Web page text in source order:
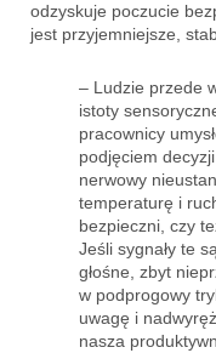
odzyskuje poczucie
jest przyjemniejsze,
– Ludzie przede
istoty
pracownicy
podjęciem
nerwowy
temperaturę i
bezpieczni, czy
Jeśli sygnały te
głośne, zbyt
w podprogowy
uwagę i
nasza